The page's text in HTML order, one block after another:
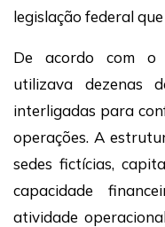
legislação federal
De acordo com o
utilizava dezenas
interligadas para
operações. A
sedes fictícias,
capacidade
atividade